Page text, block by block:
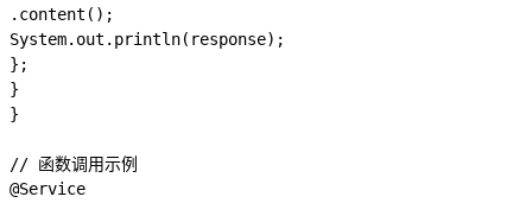
. content ();
System. out . println( response);
};
}
}
// 函数调用示例
@Service